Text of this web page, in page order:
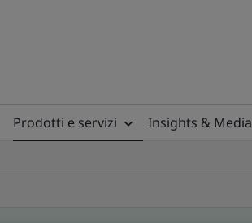
Prodotti e servizi Insights & Media